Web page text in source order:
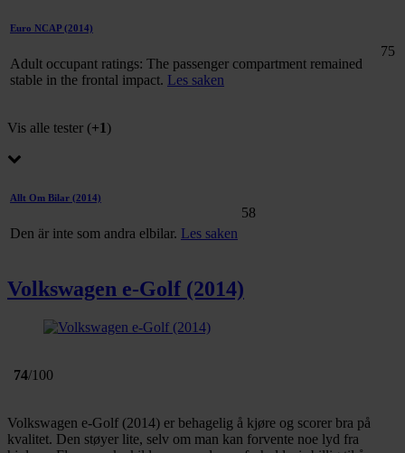
Euro NCAP (2014)
Adult occupant ratings: The passenger compartment remained
stable in the frontal impact. Les saken
75
Vis alle tester (+1 )
Allt Om Bilar (2014)
Den är inte som andra elbilar. Les saken
58
Volkswagen e-Golf (2014)
74/100
Volkswagen e-Golf (2014) er behagelig å kjøre og scorer bra på
kvalitet. Den støyer lite, selv om man kan forvente noe lyd fra